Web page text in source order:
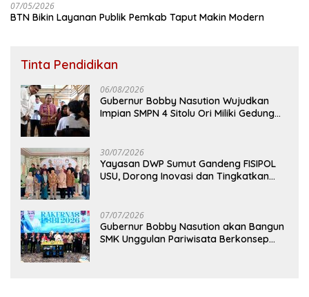
07/05/2026
BTN Bikin Layanan Publik Pemkab Taput Makin Modern
Tinta Pendidikan
06/08/2026
Gubernur Bobby Nasution Wujudkan
Impian SMPN 4 Sitolu Ori Miliki Gedung
30/07/2026
Yayasan DWP Sumut Gandeng FISIPOL
USU, Dorong Inovasi dan Tingkatkan
07/07/2026
Gubernur Bobby Nasution akan Bangun
SMK Unggulan Pariwisata Berkonsep